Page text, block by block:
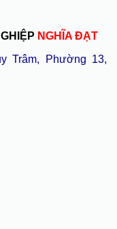
NGHĨA ĐẠT
Trâm, Phường 13,